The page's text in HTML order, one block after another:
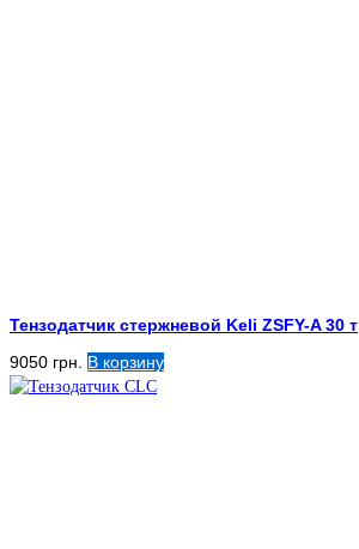
Тензодатчик стержневой Keli ZSFY-A 30 т
9050 грн. В корзину